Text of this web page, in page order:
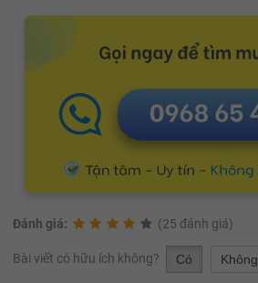
Đánh giá: (25 đánh giá)
Bài viết có hữu ích không? Có Không